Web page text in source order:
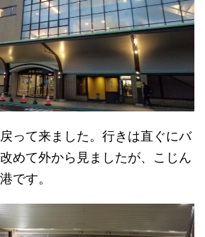
って来ました。行きは直ぐにバ
めて外から見ましたが、こじん
です。